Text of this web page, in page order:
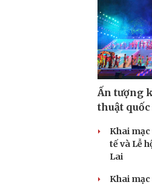
Ấn tượng
thuật
Khai mạc
tế và Lễ
Lai
Khai mạc